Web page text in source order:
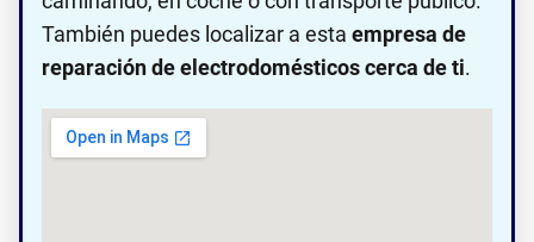
También puedes localizar a esta empresa de
reparación de electrodomésticos cerca de ti.